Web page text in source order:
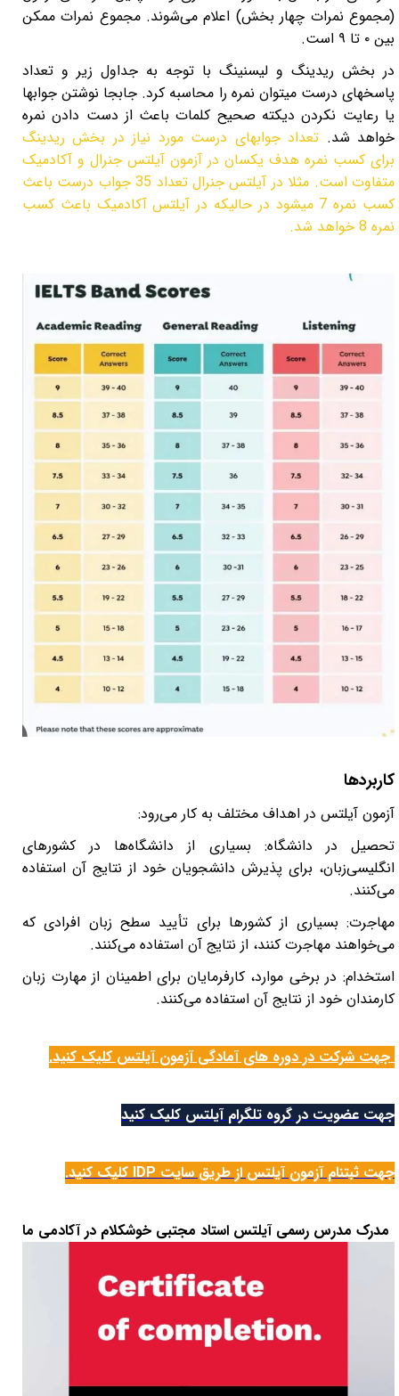
(مجموع نمرات چهار بخش) اعلام می‌شوند. مجموع نمرات ممکن
بین۰ تا ۹ است.
در بخش ریدینگ و لیسنینگ با توجه به جداول زیر و تعداد
پاسخهای درست میتوان نمره را محاسبه کرد. جابجا نوشتن جوابها
یا رعایت نکردن دیکته صحیح کلمات باعث از دست دادن نمره
خواهد شد. تعداد جوابهای درست مورد نیاز در بخش ریدینگ
برای کسب نمره هدف یکسان در آزمون آیلتس جنرال و آکادمیک
متفاوت است. مثلا در آیلتس جنرال تعداد 35 جواب درست باعث
کسب نمره 7 میشود در حالیکه در آیلتس آکادمیک باعث کسب
نمره 8 خواهد شد.
کاربردها
آزمون آیلتس در اهداف مختلف به کار می‌رود:
تحصیل در دانشگاه: بسیاری از دانشگاه‌ها در کشورهای
انگلیسی‌زبان، برای پذیرش دانشجویان خود از نتایج آن استفاده
می‌کنند.
مهاجرت: بسیاری از کشورها برای تأیید سطح زبان افرادی که
می‌خواهند مهاجرت کنند، از نتایج آناستفاده می‌کنند.
استخدام: در برخی موارد، کارفرمایان برای اطمینان از مهارت زبان
کارمندان خود از نتایج آن استفاده می‌کنند.
جهت شرکت در دوره های آمادگی آزمون آیلتس کلیک کنید.
جهت عضویت در گروه تلگرام آیلتس کلیک کنید
جهت ثبتنام آزمون آیلتس از طریق سایت IDP کلیک کنید.
مدرک مدرس رسمی آیلتس استاد مجتبی خوشکلام در آکادمی ما